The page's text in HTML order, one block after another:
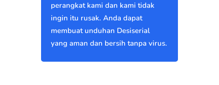
perangkat kami dan kami tidak
ingin itu rusak. Anda dapat
membuat unduhan Desiserial
yang aman dan bersih tanpa virus.